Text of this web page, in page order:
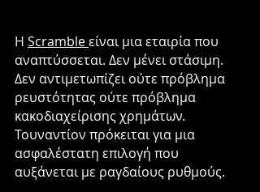
Η Scramble είναι μια εταιρία που
αναπτύσσεται. Δεν μένει στάσιμη.
Δεν αντιμετωπίζει ούτε πρόβλημα
ρευστότητας ούτε πρόβλημα
κακοδιαχείρισης χρημάτων.
Τουναντίον πρόκειται για μια
ασφαλέστατη επιλογή που
αυξάνεται με ραγδαίους ρυθμούς.